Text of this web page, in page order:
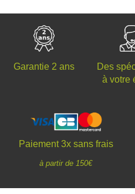
Garantie 2 ans
Des
à votre
Paiement 3x sans frais
à partir de 150€